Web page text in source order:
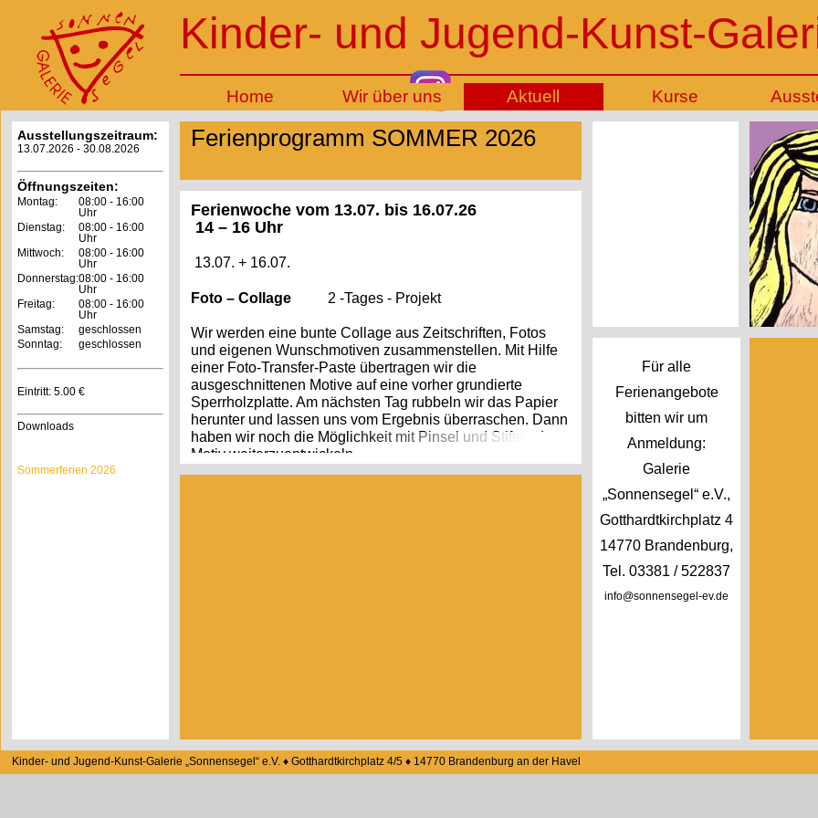
Kinder- und Jugend-Kunst-
Home Wir über uns Aktuell Kurse
Ausstellungszeitraum:
13.07.2026 - 30.08.2026
Öffnungszeiten:
Montag:
08:00 - 16:00
Uhr
Dienstag:
08:00 - 16:00
Uhr
Mittwoch:
08:00 - 16:00
Uhr
Donnerstag:08:00 - 16:00
Uhr
Freitag:
08:00 - 16:00
Uhr
Samstag:
geschlossen
Sonntag:
geschlossen
Eintritt: 5.00 €
Downloads
Sommerferien 2026
Ferienprogramm SOMMER 2026
Ferienwoche vom 13.07. bis 16.07.26
14 – 16 Uhr
13.07. + 16.07.
Foto – Collage 2 -Tages - Projekt
Wir werden eine bunte Collage aus Zeitschriften, Fotos
und eigenen Wunschmotiven zusammenstellen. Mit Hilfe
einer Foto-Transfer-Paste übertragen wir die
ausgeschnittenen Motive auf eine vorher grundierte
Sperrholzplatte. Am nächsten Tag rubbeln wir das Papier
herunter und lassen uns vom Ergebnis überraschen. Dann
haben wir noch die Möglichkeit mit Pinsel und Stiften das
Motiv weiterzuentwickeln.
Papierbrei in verschieden Tönungen und lassen
farbenfrohe Papiere entstehen. Bevor die Papiermasse
Für alle
Ferienangebote
bitten wir um
Anmeldung:
Galerie
„Sonnensegel“ e.V.,
Gotthardtkirchplatz 4
14770 Brandenburg,
Tel. 03381 / 522837
info@sonnensegel-ev.de
Kinder- und Jugend-Kunst-Galerie „Sonnensegel“ e.V. ♦ Gotthardtkirchplatz 4/5 ♦ 14770 Brandenburg an der Havel